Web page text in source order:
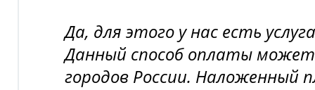
Да, для этого у нас есть
Данный способ оплаты может
городов России.